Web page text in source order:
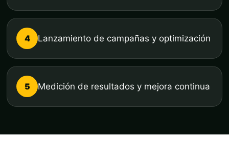
4 Lanzamiento de campañas y optimización
5 Medición de resultados y mejora continua